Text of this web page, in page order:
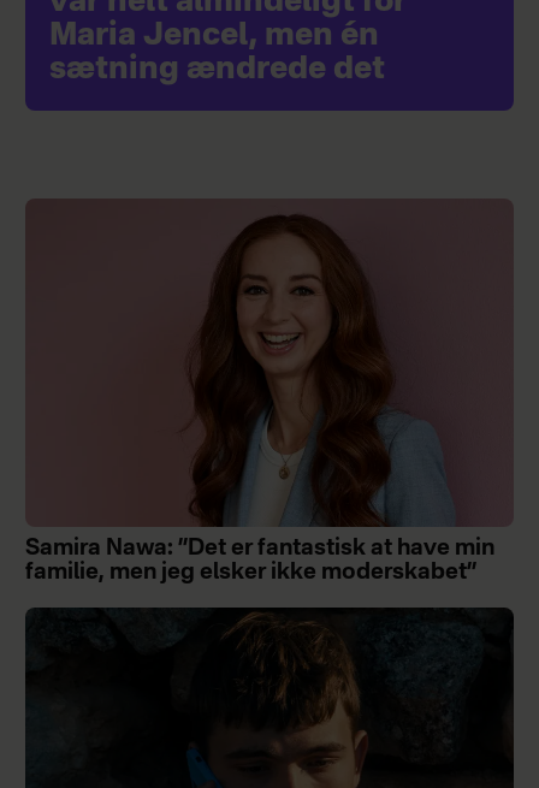
Maria Jencel, men én
sætning ændrede det
Samira Nawa: ”Det er fantastisk at have min
familie, men jeg elsker ikke moderskabet”